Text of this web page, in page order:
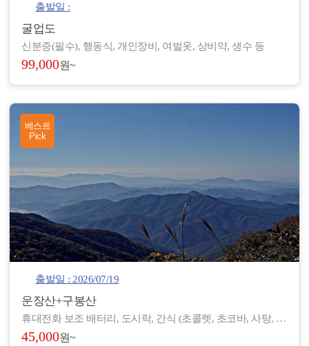
출발일 :
굴업도
신분증(필수), 행동식, 개인장비, 여벌옷, 상비약, 생수 등
99,000원~
베스트
Pick
출발일 : 2026/07/19
운장산+구봉산
휴대전화 보조 배터리, 도시락, 간식 (초콜렛, 초코바, 사탕, 온수), 아이젠, 스틱, 랜턴, 장갑, 방한 재킷, 방한모, 무릎 보호대, 우의, 개인장비, 여벌 옷, 개인 상비약 등
45,000원~